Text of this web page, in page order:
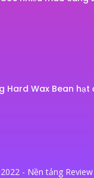
Hard Wax Bean hạt
- Nền tảng